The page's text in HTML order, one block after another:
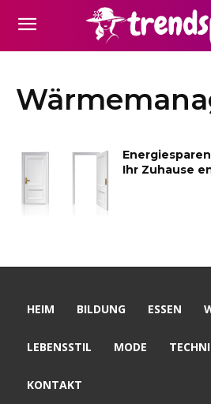
Ihr Zuhause
HEIM BILDUNG ESSEN
LEBENSSTIL MODE
KONTAKT